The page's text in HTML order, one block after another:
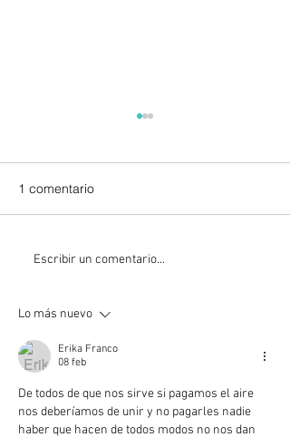
“Cualquier persona que
como trabajador
independiente”: Eneida
Coria
1 comentario
Escribir un comentario...
Lo más nuevo
Erika Franco
08 feb
De todos de que nos sirve si pagamos el aire
nos deberíamos de unir y no pagarles nadie
haber que hacen de todos modos no nos dan